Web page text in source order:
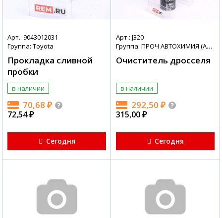
Арт.: 9043012031
Группа: Toyota
Прокладка сливной
пробки
в наличии
70,68 ₽
72,54₽
Сегодня
Арт.: J320
Группа: ПРОЧ АВТОХИМИЯ (АВТОХИМИЯ + МАСЛА)
Очиститель дросселя
в наличии
292,50 ₽
315,00₽
Сегодня